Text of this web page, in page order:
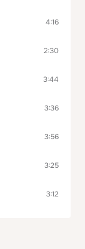
4:16
2:30
3:44
3:36
3:56
3:25
3:12